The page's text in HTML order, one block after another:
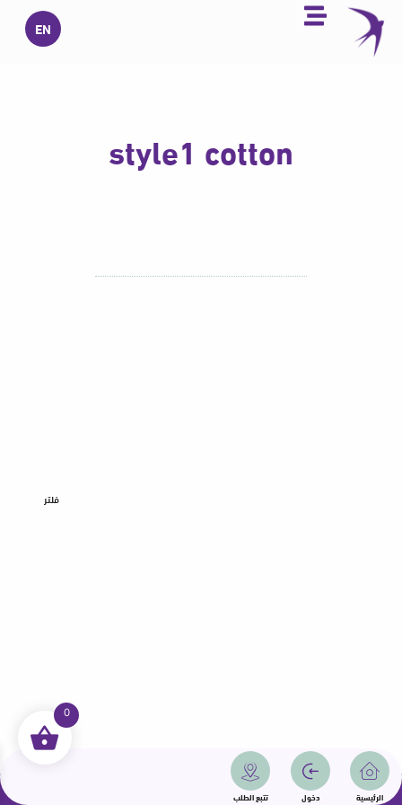
تخطي
المحتوى
EN
الرئيسية دخول تتبع الطلب
style1 cotton
فلتر
جميع الحقوق محفوظة | سمامة 2025 | دولة قطر
0